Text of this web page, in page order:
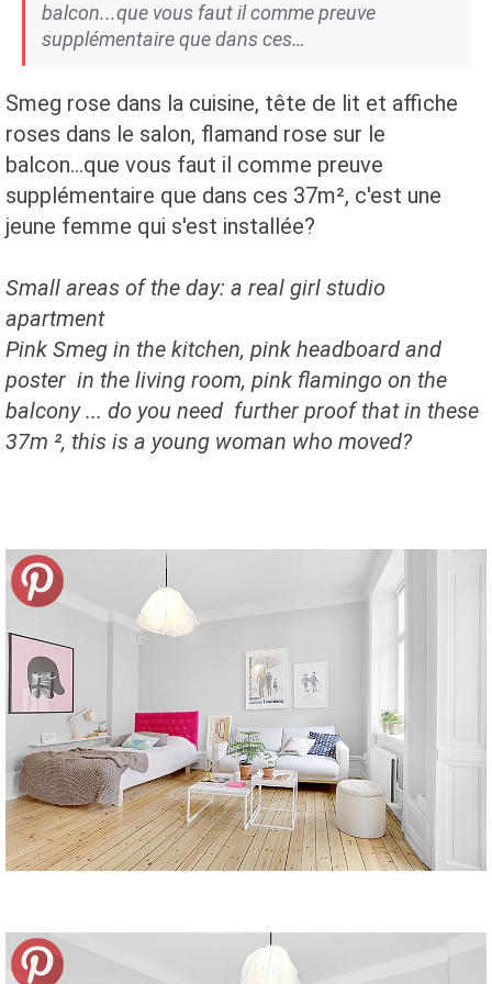
balcon...que vous faut il comme preuve
supplémentaire que dans ces…
Smeg rose dans la cuisine, tête de lit et affiche
roses dans le salon, flamand rose sur le
balcon...que vous faut il comme preuve
supplémentaire que dans ces 37m², c'est une
jeune femme qui s'est installée?
Small areas of the day: a real girl studio
apartment
Pink Smeg in the kitchen, pink headboard and
poster in the living room, pink flamingo on the
balcony ... do you need further proof that in these
37m ², this is a young woman who moved?